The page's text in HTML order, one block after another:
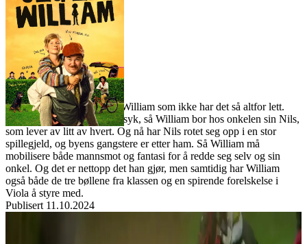
Jeg er William
Film
Forfatter:
Leverandør:
Norgesfilm AS
Lisens:
Jeg er William handler om William som ikke har det så altfor lett.
Mammaen hans er psykisk syk, så William bor hos onkelen sin Nils,
som lever av litt av hvert. Og nå har Nils rotet seg opp i en stor
spillegjeld, og byens gangstere er etter ham. Så William må
mobilisere både mannsmot og fantasi for å redde seg selv og sin
onkel. Og det er nettopp det han gjør, men samtidig har William
også både de tre bøllene fra klassen og en spirende forelskelse i
Viola å styre med.
Publisert 11.10.2024